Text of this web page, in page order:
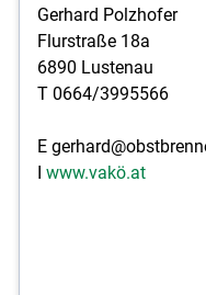
Gerhard Polzhofer
Flurstraße 18a
6890 Lustenau
T 0664/3995566
E
I www.vakö.at